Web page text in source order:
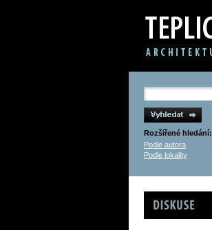
Rozšířené hledání:
Podle autora
Podle lokality
Diskuse